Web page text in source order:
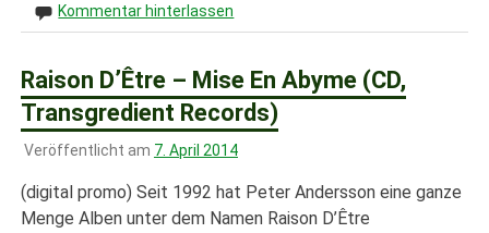
Kommentar hinterlassen
Raison D’Être – Mise En Abyme (CD,
Transgredient Records)
Veröffentlicht am 7. April 2014
(digital promo) Seit 1992 hat Peter Andersson eine ganze
Menge Alben unter dem Namen Raison D’Être